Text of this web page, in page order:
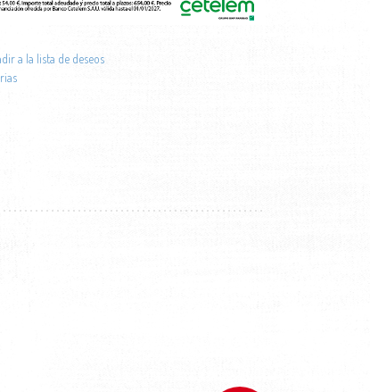
a la lista de deseos